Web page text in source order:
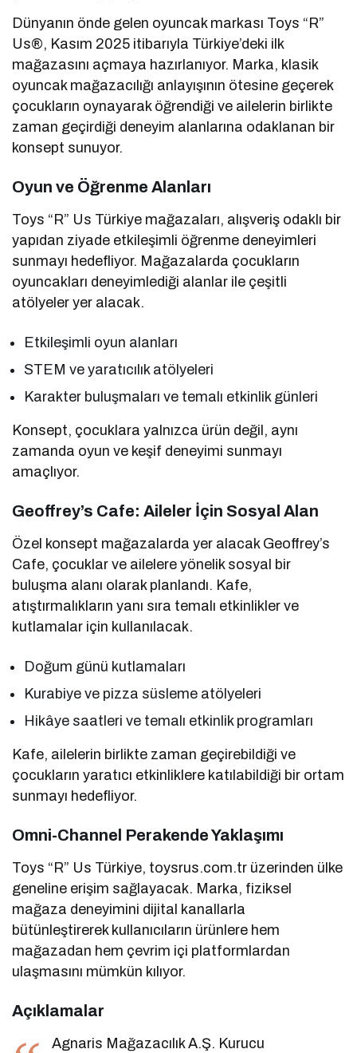
Dünyanın önde gelen oyuncak markası Toys “R”
Us®, Kasım 2025 itibarıyla Türkiye’deki ilk
mağazasını açmaya hazırlanıyor. Marka, klasik
oyuncak mağazacılığı anlayışının ötesine geçerek
çocukların oynayarak öğrendiği ve ailelerin birlikte
zaman geçirdiği deneyim alanlarına odaklanan bir
konsept sunuyor.
Oyun ve Öğrenme Alanları
Toys “R” Us Türkiye mağazaları, alışveriş odaklı bir
yapıdan ziyade etkileşimli öğrenme deneyimleri
sunmayı hedefliyor. Mağazalarda çocukların
oyuncakları deneyimlediği alanlar ile çeşitli
atölyeler yer alacak.
Etkileşimli oyun alanları
STEM ve yaratıcılık atölyeleri
Karakter buluşmaları ve temalı etkinlik günleri
Konsept, çocuklara yalnızca ürün değil, aynı
zamanda oyun ve keşif deneyimi sunmayı
amaçlıyor.
Geoffrey’s Cafe: Aileler İçin Sosyal Alan
Özel konsept mağazalarda yer alacak Geoffrey’s
Cafe, çocuklar ve ailelere yönelik sosyal bir
buluşma alanı olarak planlandı. Kafe,
atıştırmalıkların yanı sıra temalı etkinlikler ve
kutlamalar için kullanılacak.
Doğum günü kutlamaları
Kurabiye ve pizza süsleme atölyeleri
Hikâye saatleri ve temalı etkinlik programları
Kafe, ailelerin birlikte zaman geçirebildiği ve
çocukların yaratıcı etkinliklere katılabildiği bir ortam
sunmayı hedefliyor.
Omni-Channel Perakende Yaklaşımı
Toys “R” Us Türkiye, toysrus.com.tr üzerinden ülke
geneline erişim sağlayacak. Marka, fiziksel
mağaza deneyimini dijital kanallarla
bütünleştirerek kullanıcıların ürünlere hem
mağazadan hem çevrim içi platformlardan
ulaşmasını mümkün kılıyor.
Açıklamalar
Agnaris Mağazacılık A.Ş. Kurucu